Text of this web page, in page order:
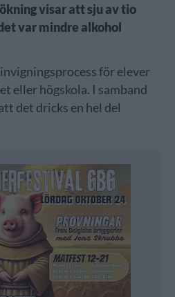
visar att sju av tio
var mindre alkohol
för elever
eller högskola. I samband
det dricks en hel del